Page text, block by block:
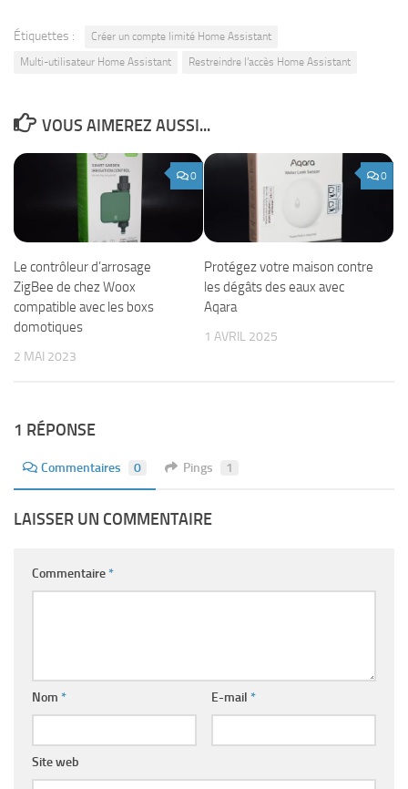
Étiquettes :
Créer un compte limité Home Assistant
Multi-utilisateur Home Assistant
Restreindre l’accès Home Assistant
VOUS AIMEREZ AUSSI...
0
Le contrôleur d’arrosage
ZigBee de chez Woox
compatible avec les boxs
domotiques
2 MAI 2023
0
Protégez votre maison contre
les dégâts des eaux avec
Aqara
1 AVRIL 2025
1 RÉPONSE
Commentaires 0 Pings 1
LAISSER UN COMMENTAIRE
Commentaire*
Nom * E-mail *
Site web